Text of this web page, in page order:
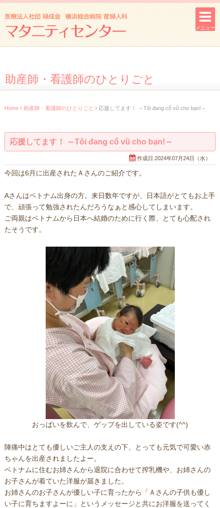
メニュー
助産師・看護師のひとりごと
Home 助産師・看護師のひとりごと 応援してます！ ～Tôi đang cổ vũ cho bạn!～
応援してます！ ～Tôi đang cổ vũ cho bạn!～
作成日:2024年07月24日（水）
今回は6月に出産されたＡさんのご紹介です。
Aさんはベトナム出身の方。来日数年ですが、日本語がとてもお上手
で、頑張って勉強されたんだろうなぁと感心してしまいます。
ご両親はベトナムから日本へ結婚のために行く際、とても心配され
たそうです。
おっぱいを飲んで、ゲップを出している姿です(^^)
陣痛中はとても優しいご主人の支えの下、とっても元気で可愛い赤
ちゃんを出産されましたよー。
ベトナムに住むお姉さんから退院に合わせて搾乳機や、お姉さんの
お子さんが着ていた洋服が届きました。
お姉さんのお子さんが優しい子に育ったから「Ａさんの子供も優し
い子に育ちますよーに」というメッセージと共にお洋服を送ってく